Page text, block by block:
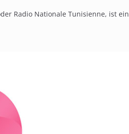
Radio Nationale Tunisienne, ist ein